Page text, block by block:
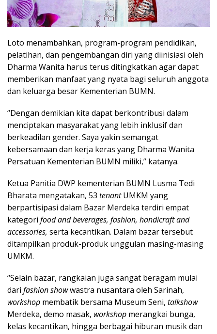
Loto menambahkan, program-program pendidikan,
pelatihan, dan pengembangan diri yang diinisiasi oleh
Dharma Wanita harus terus ditingkatkan agar dapat
memberikan manfaat yang nyata bagi seluruh anggota
dan keluarga besar Kementerian BUMN.
“Dengan demikian kita dapat berkontribusi dalam
menciptakan masyarakat yang lebih inklusif dan
berkeadilan gender. Saya yakin semangat
kebersamaan dan kerja keras yang Dharma Wanita
Persatuan Kementerian BUMN miliki,” katanya.
Ketua Panitia DWP kementerian BUMN Lusma Tedi
Bharata mengatakan, 53 tenantUMKM yang
berpartisipasi dalam Bazar Merdeka terdiri empat
kategori food and beverages, fashion, handicraft and
accessories, serta kecantikan. Dalam bazar tersebut
ditampilkan produk-produk unggulan masing-masing
UMKM.
“Selain bazar, rangkaian juga sangat beragam mulai
dari fashion showwastra nusantara oleh Sarinah,
workshop membatik bersama Museum Seni, talkshow
Merdeka, demo masak, workshop merangkai bunga,
kelas kecantikan, hingga berbagai hiburan musik dan